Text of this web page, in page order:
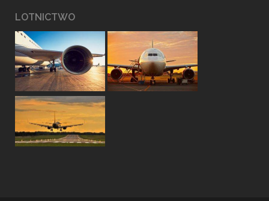
LOTNICTWO